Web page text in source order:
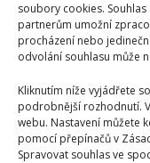
soubory cookies.
partnerům umožní
procházení nebo
odvolání souhlasu může
Kliknutím níže vyjádřete
podrobnější rozhodnutí.
webu. Nastavení můžete
pomocí přepínačů v
Spravovat souhlas ve